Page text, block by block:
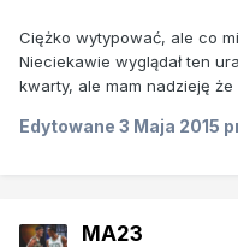
Ciężko wytypować, ale co
Nieciekawie wyglądał ten
kwarty, ale mam nadzieję że
Edytowane 3 Maja 2015
MA23